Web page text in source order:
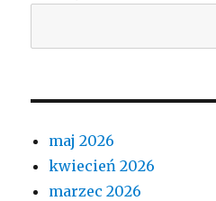
maj 2026
kwiecień 2026
marzec 2026